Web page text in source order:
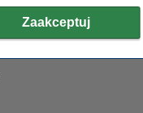
standard
czarny
tusz
44 ml
Zaakceptuj